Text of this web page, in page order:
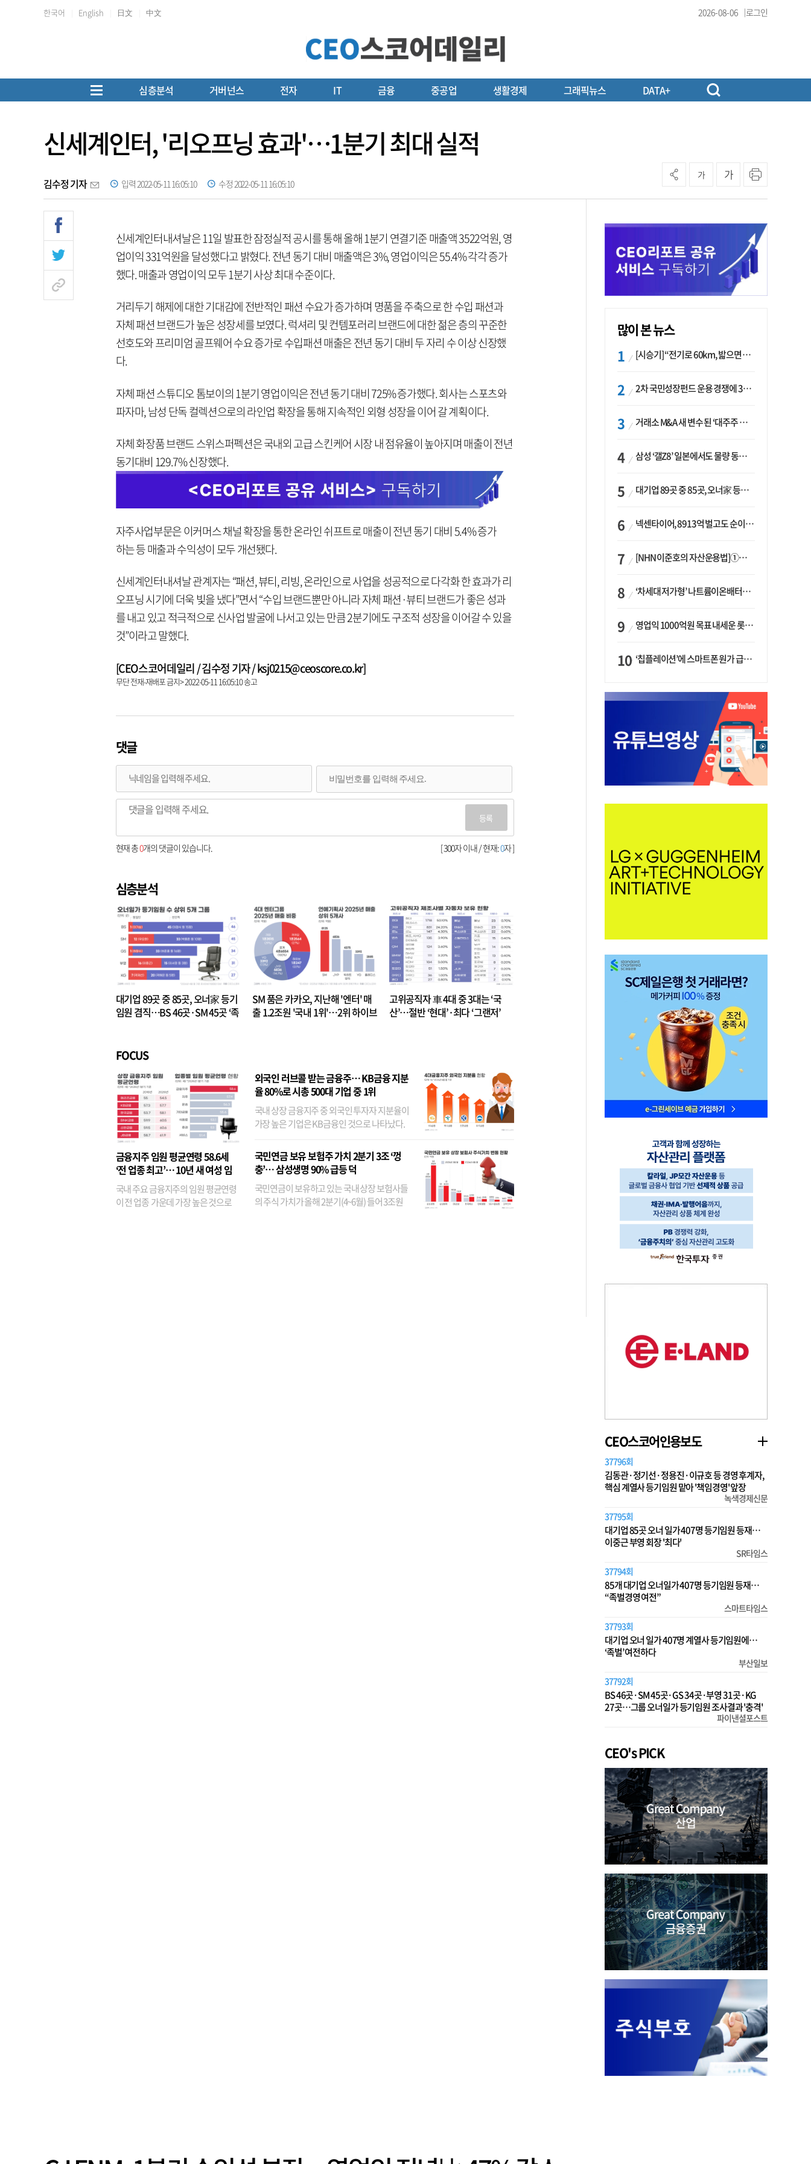
한국어 English 日文 中文 2026-08-06 로그인
심층분석 거버넌스 전자 IT 금융 중공업 생활경제 그래픽뉴스 DATA+
신세계인터, '리오프닝 효과'…1분기 최대 실적
김수정 기자 입력 2022-05-11 16:05:10 수정 2022-05-11 16:05:10
가 가
신세계인터내셔날은 11일 발표한 잠정실적 공시를 통해 올해 1분기 연결기준 매출액 3522억원, 영
업이익 331억원을 달성했다고 밝혔다. 전년 동기 대비 매출액은 3%, 영업이익은 55.4% 각각 증가
했다. 매출과 영업이익 모두 1분기 사상 최대 수준이다.
거리두기 해제에 대한 기대감에 전반적인 패션 수요가 증가하며 명품을 주축으로 한 수입 패션과
자체 패션 브랜드가 높은 성장세를 보였다. 럭셔리 및 컨템포러리 브랜드에 대한 젊은 층의 꾸준한
선호도와 프리미엄 골프웨어 수요 증가로 수입패션 매출은 전년 동기 대비 두 자리 수 이상 신장했
다.
자체 패션 스튜디오 톰보이의 1분기 영업이익은 전년 동기 대비 725% 증가했다. 회사는 스포츠와
파자마, 남성 단독 컬렉션으로의 라인업 확장을 통해 지속적인 외형 성장을 이어 갈 계획이다.
자체 화장품 브랜드 스위스퍼펙션은 국내외 고급 스킨케어 시장 내 점유율이 높아지며 매출이 전년
동기대비 129.7% 신장했다.
자주사업부문은 이커머스 채널 확장을 통한 온라인 쉬프트로 매출이 전년 동기 대비 5.4% 증가
하는 등 매출과 수익성이 모두 개선됐다.
신세계인터내셔날 관계자는 “패션, 뷰티, 리빙, 온라인으로 사업을 성공적으로 다각화 한 효과가 리
오프닝 시기에 더욱 빛을 냈다”면서 “수입 브랜드뿐만 아니라 자체 패션·뷰티 브랜드가 좋은 성과
를 내고 있고 적극적으로 신사업 발굴에 나서고 있는 만큼 2분기에도 구조적 성장을 이어갈 수 있을
것”이라고 말했다.
[CEO스코어데일리 / 김수정 기자 / ksj0215@ceoscore.co.kr]
무단 전재-재배포 금지> 2022-05-11 16:05:10 송고
댓글
등록
[ 300자 이내 / 현재:0자 ]
현재 총0개의 댓글이 있습니다.
심층분석
대기업 89곳 중 85곳, 오너家 등기
임원 겸직…BS 46곳·SM 45곳 ‘족
SM 품은 카카오, 지난해 '엔터' 매
출 1.2조원 '국내 1위'…2위 하이브
고위공직자 車 4대 중 3대는 ‘국
산’…절반 ‘현대’·최다 ‘그랜저’
FOCUS
금융지주 임원 평균연령 58.6세
‘전 업종 최고’… 10년 새 여성 임
원은 14배 껑충
국내 주요 금융지주의 임원 평균연령
이 전 업종 가운데 가장 높은 것으로
외국인 러브콜 받는 금융주… KB금융 지분
율 80%로 시총 500대 기업 중 1위
국내 상장 금융지주 중 외국인 투자자 지분율이
가장 높은 기업은 KB금융인 것으로 나타났다.
융이었다. 특히 KB금융은 지난달 말 기준 해외
기관투자자 지분율이...
국민연금 보유 보험주 가치 2분기 3조 ‘껑
충’… 삼성생명 90% 급등 덕
국민연금이 보유하고 있는 국내 상장 보험사들
의 주식 가치가 올해 2분기(4~6월) 들어 3조원
많이 본 뉴스
[시승기] “전기로 60km, 밟으면 462마력”…볼보 XC60 T8의 두 얼굴
2차 국민성장펀드 운용 경쟁에 33개사 몰렸다…신한·하나 등 새 얼굴 대거 합류
거래소 M&A 새 변수 된 ‘대주주 심사’…네이버·두나무 결합도 영향권
삼성 ‘갤Z8’ 일본에서도 물량 동났다…애플 참전 앞두고 선두 수성 ‘시험대’
대기업 89곳 중 85곳, 오너家 등기임원 겸직…BS 46곳·SM 45곳 ‘족벌경영’ 고착화
넥센타이어, 8913억 벌고도 순이익 2억…유럽 세부담에 이익 증발
[NHN 이준호의 자산운용법]①이니시오·JLC ‘부동산’-JLC파트너스 ‘투자’…“부동산 담보대출로 투자재원 확보”
‘차세대 저가형’ 나트륨이온배터리 시대 오나…LG화학·에코프로, 상용화 속도낸다
영업익 1000억원 목표 내세운 롯데마트…하반기 ‘오카도’ 시험대
‘칩플레이션’에 스마트폰 원가 급등…삼성전자, ‘엑시노스’ 채택 확대하나
CEO스코어인용보도
37796회
김동관·정기선·정용진·이규호 등 경영 후계자,
핵심 계열사 등기임원 맡아 '책임경영' 앞장
녹색경제신문
37795회
대기업 85곳 오너 일가 407명 등기임원 등재…
이중근 부영 회장 '최다'
SR타임스
37794회
85개 대기업 오너일가 407명 등기임원 등재…
“족벌경영 여전”
스마트타임스
37793회
대기업 오너 일가 407명 계열사 등기임원에…
‘족벌’ 여전하다
부산일보
37792회
BS 46곳·SM 45곳·GS 34곳·부영 31곳·KG
27곳…그룹 오너일가 등기임원 조사결과 '충격'
파이낸셜포스트
CEO's PICK